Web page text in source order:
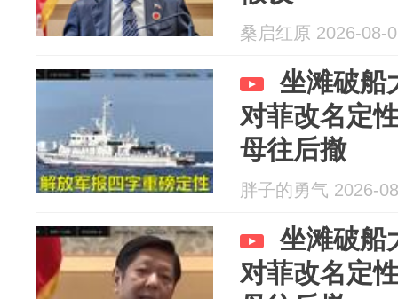
桑启红原 2026-08-
坐滩破船
对菲改名定
母往后撤
胖子的勇气 2026-
坐滩破船
对菲改名定